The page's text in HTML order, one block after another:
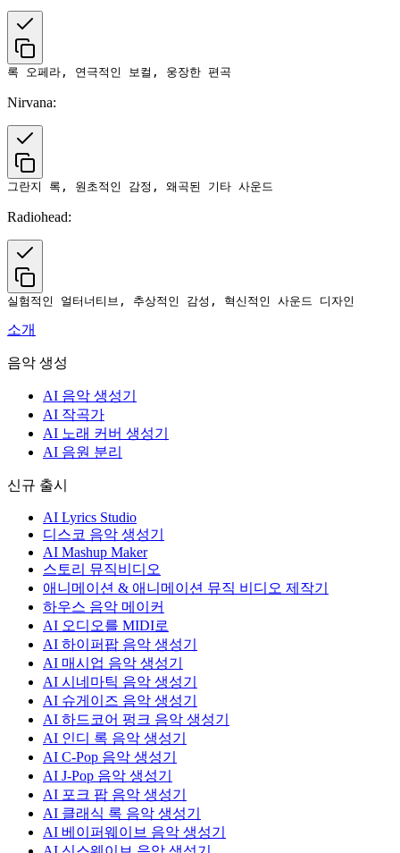
Nirvana:
Radiohead:
소개
음악 생성
AI 음악 생성기
AI 작곡가
AI 노래 커버 생성기
AI 음원 분리
신규 출시
AI Lyrics Studio
디스코 음악 생성기
AI Mashup Maker
스토리 뮤직비디오
애니메이션 & 애니메이션 뮤직 비디오 제작기
하우스 음악 메이커
AI 오디오를 MIDI로
AI 하이퍼팝 음악 생성기
AI 매시업 음악 생성기
AI 시네마틱 음악 생성기
AI 슈게이즈 음악 생성기
AI 하드코어 펑크 음악 생성기
AI 인디 록 음악 생성기
AI C-Pop 음악 생성기
AI J-Pop 음악 생성기
AI 포크 팝 음악 생성기
AI 클래식 록 음악 생성기
AI 베이퍼웨이브 음악 생성기